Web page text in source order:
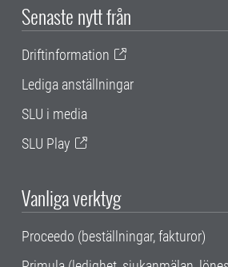
Senaste nytt från
Driftinformation
Lediga anställningar
SLU i media
SLU Play
Vanliga verktyg
Proceedo (beställningar, fakturor)